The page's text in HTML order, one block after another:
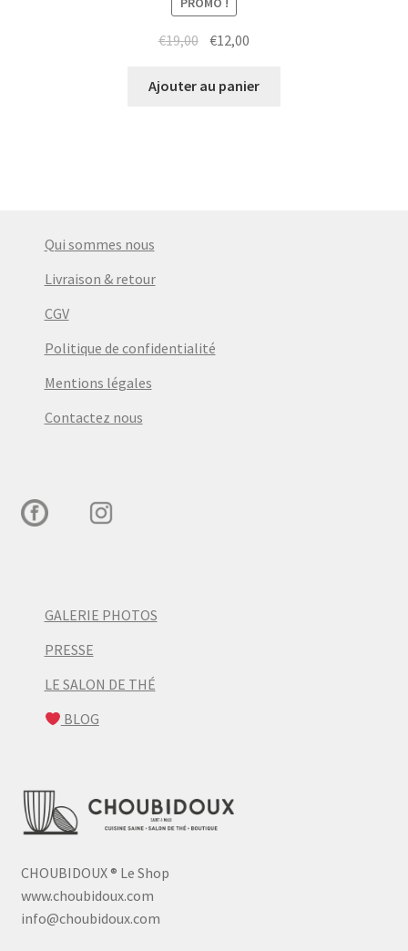
€19,00 Le
initial
€12,00
actuel
Ajouter au panier
Qui sommes nous
Livraison & retour
CGV
Politique de confidentialité
Mentions légales
Contactez nous
GALERIE PHOTOS
PRESSE
LE SALON DE THÉ
BLOG
CHOUBIDOUX® Le Shop
www.choubidoux.com
info@choubidoux.com